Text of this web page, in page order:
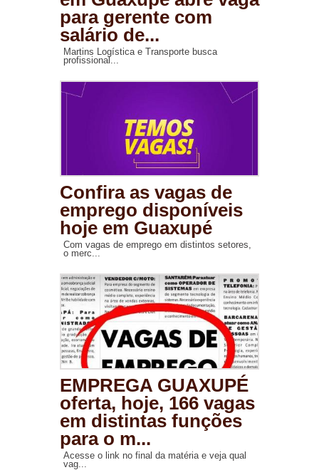
para gerente com
salário de...
Martins Logística e Transporte busca
profissional...
Confira as vagas de
emprego disponíveis
hoje em Guaxupé
Com vagas de emprego em distintos setores,
o merc...
EMPREGA GUAXUPÉ
oferta, hoje, 166 vagas
em distintas funções
para o m...
Acesse o link no final da matéria e veja qual
vag...